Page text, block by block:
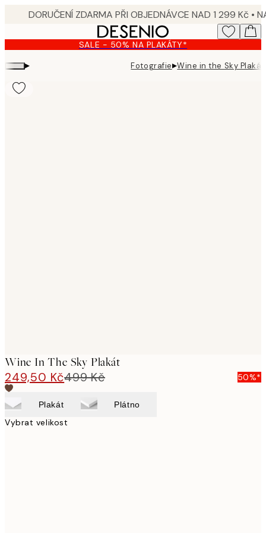
content.
SALE - 50% NA PLAKÁTY*
▸ Fotografie▸Wine in the Sky Plakát
Wine In The Sky Plakát
249,50 Kč499 Kč 50%*
Plakát Plátno
Vybrat velikost